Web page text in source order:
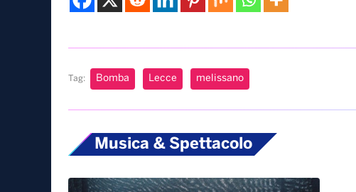
Tag: Bomba Lecce melissano
Musica & Spettacolo